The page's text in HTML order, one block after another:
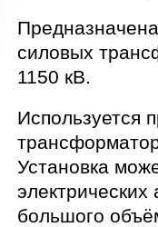
силовых
1150 кВ.
Используется
Установка
большого